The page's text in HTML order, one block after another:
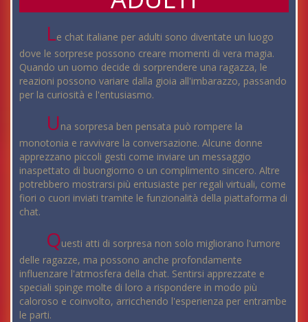
Le chat italiane per adulti sono diventate un luogo
dove le sorprese possono creare momenti di vera magia.
Quando un uomo decide di sorprendere una ragazza, le
reazioni possono variare dalla gioia all'imbarazzo, passando
per la curiosità e l'entusiasmo.
Una sorpresa ben pensata può rompere la
monotonia e ravvivare la conversazione. Alcune donne
apprezzano piccoli gesti come inviare un messaggio
inaspettato di buongiorno o un complimento sincero. Altre
potrebbero mostrarsi più entusiaste per regali virtuali, come
fiori o cuori inviati tramite le funzionalità della piattaforma di
chat.
Questi atti di sorpresa non solo migliorano l'umore
delle ragazze, ma possono anche profondamente
influenzare l'atmosfera della chat. Sentirsi apprezzate e
speciali spinge molte di loro a rispondere in modo più
caloroso e coinvolto, arricchendo l'esperienza per entrambe
le parti.